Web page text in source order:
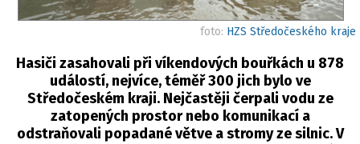
foto: HZS Středočeského kraje
Hasiči zasahovali při víkendových bouřkách u 878
událostí, nejvíce, téměř 300 jich bylo ve
Středočeském kraji. Nejčastěji čerpali vodu ze
zatopených prostor nebo komunikací a
odstraňovali popadané větve a stromy ze silnic. V